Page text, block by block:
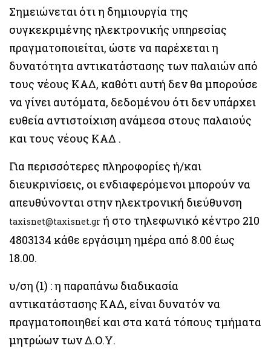
Σημειώνεται ότι η δημιουργία της
συγκεκριμένης ηλεκτρονικής υπηρεσίας
πραγματοποιείται, ώστε να παρέχεται η
δυνατότητα αντικατάστασης των παλαιών από
τους νέους ΚΑΔ, καθότι αυτή δεν θα μπορούσε
να γίνει αυτόματα, δεδομένου ότι δεν υπάρχει
ευθεία αντιστοίχιση ανάμεσα στους παλαιούς
και τους νέους ΚΑΔ .
Για περισσότερες πληροφορίες ή/και
διευκρινίσεις, οι ενδιαφερόμενοι μπορούν να
απευθύνονται στην ηλεκτρονική διεύθυνση
taxisnet@taxisnet.gr ή στο τηλεφωνικό κέντρο 210
4803134 κάθε εργάσιμη ημέρα από 8.00 έως
18.00.
υ/ση (1) : η παραπάνω διαδικασία
αντικατάστασης ΚΑΔ, είναι δυνατόν να
πραγματοποιηθεί και στα κατά τόπους τμήματα
μητρώων των Δ.Ο.Υ.